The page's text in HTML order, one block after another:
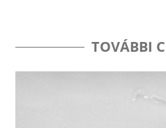
TOVÁBBI